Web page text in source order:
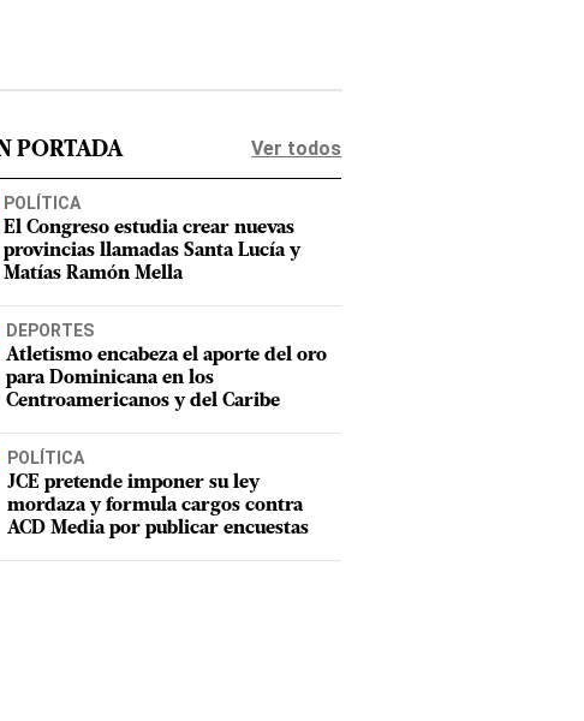
PORTADA Ver todos
POLÍTICA
El Congreso estudia crear nuevas
provincias llamadas Santa Lucía y
Matías Ramón Mella
DEPORTES
Atletismo encabeza el aporte del oro
para Dominicana en los
Centroamericanos y del Caribe
POLÍTICA
JCE pretende imponer su ley
mordaza y formula cargos contra
ACD Media por publicar encuestas